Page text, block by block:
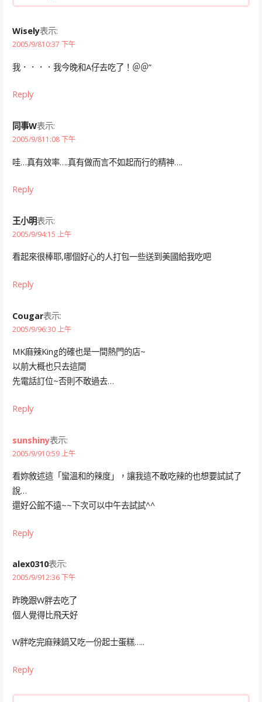
Wisely表示:
2005/9/810:37 下午
我．．．．我今晚和A仔去吃了！＠＠”
Reply
同事W表示:
2005/9/811:08 下午
哇…真有效率….真有做而言不如起而行的精神….
Reply
王小明表示:
2005/9/94:15 上午
看起來很棒耶,哪個好心的人打包一些送到美國給我吃吧
Reply
Cougar表示:
2005/9/96:30 上午
MK麻辣King的確也是一間熱門的店~
以前大概也只去這間
先電話訂位~否則不敢過去…
Reply
sunshiny表示:
2005/9/910:59 上午
看妳敘述這「蠻溫和的辣度」，讓我這不敢吃辣的也想要試試了
說…
還好公館不遠~~下次可以中午去試試^^
Reply
alex0310表示:
2005/9/912:36 下午
昨晚跟W胖去吃了
個人覺得比飛天好
W胖吃完麻辣鍋又吃一份起士蛋糕…..
Reply